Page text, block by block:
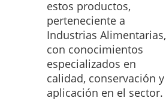
estos productos,
perteneciente a
Industrias Alimentarias,
con conocimientos
especializados en
calidad, conservación y
aplicación en el sector.